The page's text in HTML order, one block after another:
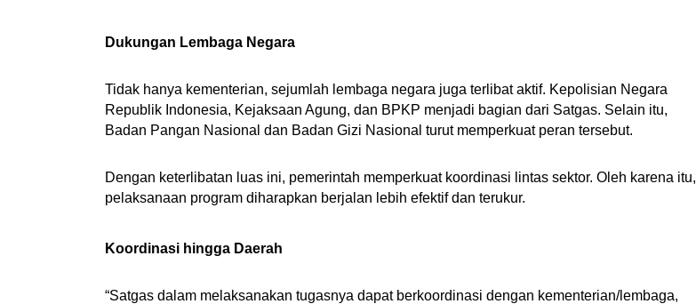
Dukungan Lembaga Negara
Tidak hanya kementerian, sejumlah lembaga negara juga terlibat aktif. Kepolisian Negara
Republik Indonesia, Kejaksaan Agung, dan BPKP menjadi bagian dari Satgas. Selain itu,
Badan Pangan Nasional dan Badan Gizi Nasional turut memperkuat peran tersebut.
Dengan keterlibatan luas ini, pemerintah memperkuat koordinasi lintas sektor. Oleh karena itu,
pelaksanaan program diharapkan berjalan lebih efektif dan terukur.
Koordinasi hingga Daerah
“Satgas dalam melaksanakan tugasnya dapat berkoordinasi dengan kementerian/lembaga,